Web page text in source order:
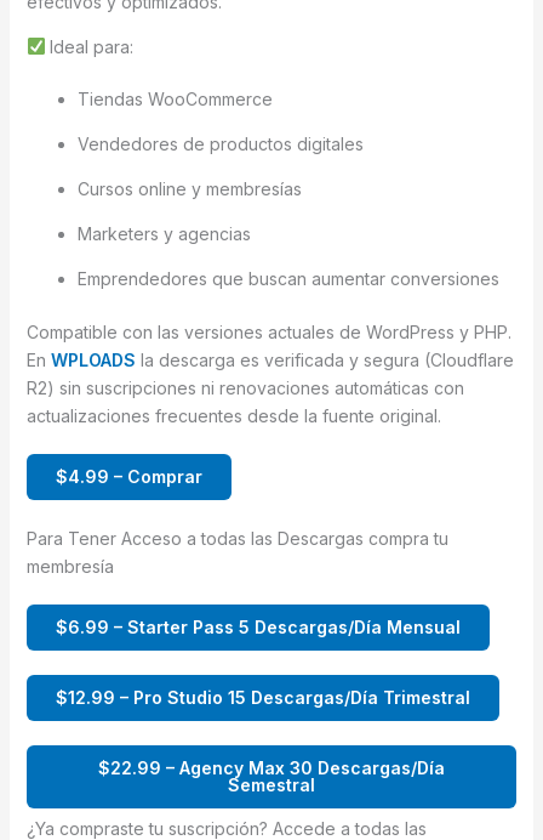
Ideal para:
Tiendas WooCommerce
Vendedores de productos digitales
Cursos online y membresías
Marketers y agencias
Emprendedores que buscan aumentar conversiones
Compatible con las versiones actuales de WordPress y PHP.
En WPLOADS la descarga es verificada y segura (Cloudflare
R2) sin suscripciones ni renovaciones automáticas con
actualizaciones frecuentes desde la fuente original.
$4.99 – Comprar
Para Tener Acceso a todas las Descargas compra tu
membresía
$6.99 – Starter Pass 5 Descargas/Día Mensual
$12.99 – Pro Studio 15 Descargas/Día Trimestral
$22.99 – Agency Max 30 Descargas/Día
Semestral
¿Ya compraste tu suscripción? Accede a todas las